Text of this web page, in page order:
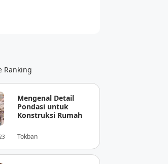
Ranking
Mengenal Detail
Pondasi untuk
Konstruksi Rumah
Tokban